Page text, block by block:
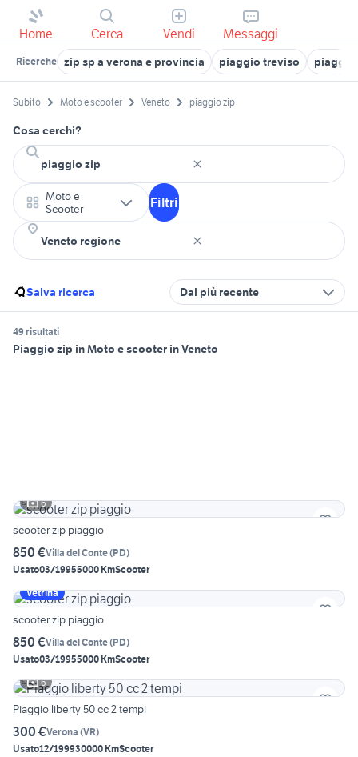
Home Cerca Vendi Messaggi
Ricerche zip sp a verona e provincia piaggio treviso piaggio
Subito Moto e scooter Veneto piaggio zip
Cosa cerchi?
Moto e
Scooter
Filtri
Salva ricerca Dal più recente
49 risultati
Piaggio zip in Moto e scooter in Veneto
6
scooter zip piaggio
850 €Villa del Conte(PD)
Usato03/19955000 KmScooter
Vetrina
scooter zip piaggio
850 €Villa del Conte(PD)
Usato03/19955000 KmScooter
6
Piaggio liberty 50 cc 2 tempi
300 €Verona (VR)
Usato12/199930000 KmScooter